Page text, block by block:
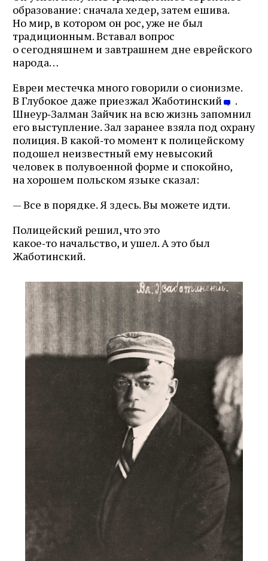
образование: сначала хедер, затем ешива.
Но мир, в котором он рос, уже не был
традиционным. Вставал вопрос
о сегодняшнем и завтрашнем дне еврейского
народа…
Евреи местечка много говорили о сионизме.
В Глубокое даже приезжал Жаботинский
.
Шнеур‑Залман Зайчик на всю жизнь запомнил
его выступление. Зал заранее взяла под охрану
полиция. В какой‑то момент к полицейскому
подошел неизвестный ему невысокий
человек в полувоенной форме и спокойно,
на хорошем польском языке сказал:
— Все в порядке. Я здесь. Вы можете идти.
Полицейский решил, что это
какое‑то начальство, и ушел. А это был
Жаботинский.